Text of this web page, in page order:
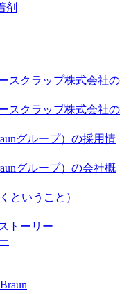
のご案内など販売店さ
なのでしょう。成人に
症の特徴と症状、検査
を知っていただくこと
学びと情報共有の場を
。
をお送りください。
剤
スクラップ株式会社の
スクラップ株式会社の
グループ）の採用情
グループ）の会社概
ということ）
トーリー